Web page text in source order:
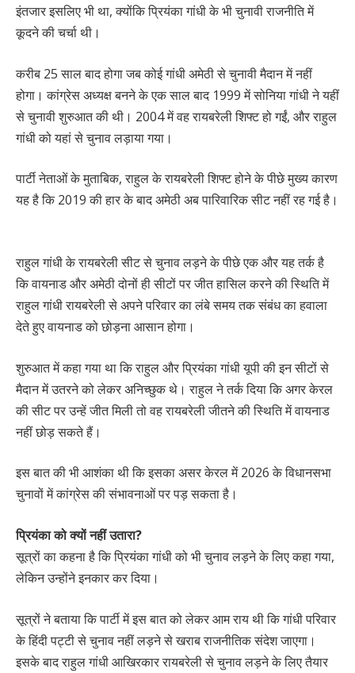
इंतजार इसलिए भी था, क्योंकि प्रियंका गांधी के भी चुनावी राजनीति में
कूदने की चर्चा थी।
करीब 25 साल बाद होगा जब कोई गांधी अमेठी से चुनावी मैदान में नहीं
होगा। कांग्रेस अध्यक्ष बनने के एक साल बाद 1999 में सोनिया गांधी ने यहीं
से चुनावी शुरुआत की थी। 2004 में वह रायबरेली शिफ्ट हो गईं, और राहुल
गांधी को यहां से चुनाव लड़ाया गया।
पार्टी नेताओं के मुताबिक, राहुल के रायबरेली शिफ्ट होने के पीछे मुख्य कारण
यह है कि 2019 की हार के बाद अमेठी अब पारिवारिक सीट नहीं रह गई है।
राहुल गांधी के रायबरेली सीट से चुनाव लड़ने के पीछे एक और यह तर्क है
कि वायनाड और अमेठी दोनों ही सीटों पर जीत हासिल करने की स्थिति में
राहुल गांधी रायबरेली से अपने परिवार का लंबे समय तक संबंध का हवाला
देते हुए वायनाड को छोड़ना आसान होगा।
शुरुआत में कहा गया था कि राहुल और प्रियंका गांधी यूपी की इन सीटों से
मैदान में उतरने को लेकर अनिच्छुक थे। राहुल ने तर्क दिया कि अगर केरल
की सीट पर उन्हें जीत मिली तो वह रायबरेली जीतने की स्थिति में वायनाड
नहीं छोड़ सकते हैं।
इस बात की भी आशंका थी कि इसका असर केरल में 2026 के विधानसभा
चुनावों में कांग्रेस की संभावनाओं पर पड़ सकता है।
प्रियंका को क्यों नहीं उतारा?
सूत्रों का कहना है कि प्रियंका गांधी को भी चुनाव लड़ने के लिए कहा गया,
लेकिन उन्होंने इनकार कर दिया।
सूत्रों ने बताया कि पार्टी में इस बात को लेकर आम राय थी कि गांधी परिवार
के हिंदी पट्टी से चुनाव नहीं लड़ने से खराब राजनीतिक संदेश जाएगा।
इसके बाद राहुल गांधी आखिरकार रायबरेली से चुनाव लड़ने के लिए तैयार